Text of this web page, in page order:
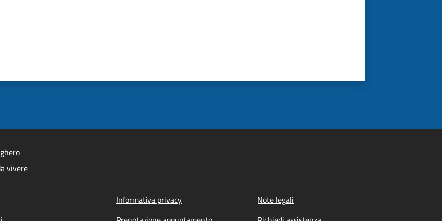
vivere
Informativa privacy
Note legali